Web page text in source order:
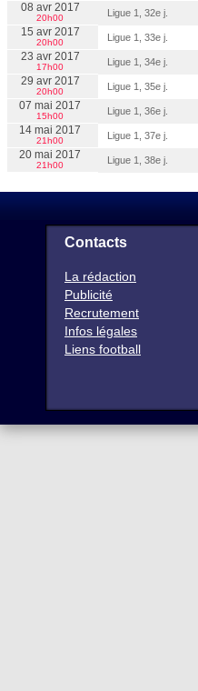
08 avr 2017
20h00 Ligue 1, 32e j.
15 avr 2017
20h00 Ligue 1, 33e j.
23 avr 2017
17h00 Ligue 1, 34e j.
29 avr 2017
20h00 Ligue 1, 35e j.
07 mai 2017
15h00 Ligue 1, 36e j.
14 mai 2017
21h00 Ligue 1, 37e j.
20 mai 2017
21h00 Ligue 1, 38e j.
Contacts
La rédaction
Publicité
Recrutement
Infos légales
Liens football